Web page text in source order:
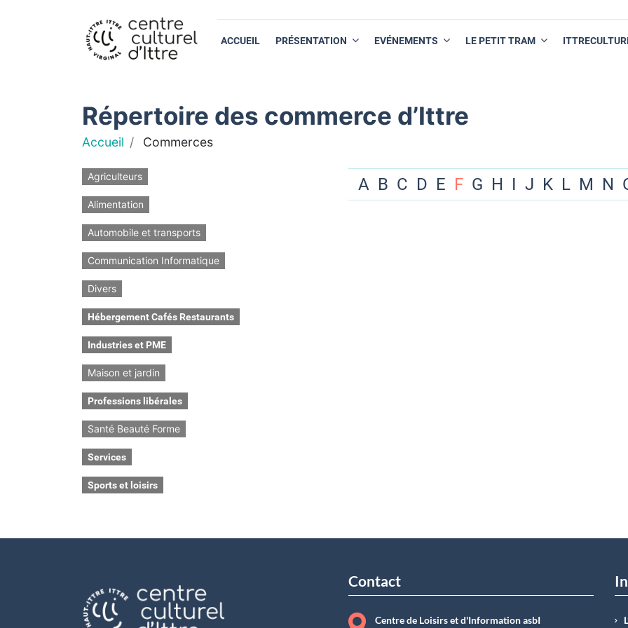
ACCUEIL PRÉSENTATION EVÉNEMENTS LE PETIT TRAM
Répertoire des commerce d’Ittre
Accueil Commerces
Agriculteurs
Alimentation
Automobile et transports
Communication Informatique
Divers
Hébergement Cafés Restaurants
Industries et PME
Maison et jardin
Professions libérales
Santé Beauté Forme
Services
Sports et loisirs
A B C D E F G H I J K L M N
Contact
Centre de Loisirs et d'Information asbI